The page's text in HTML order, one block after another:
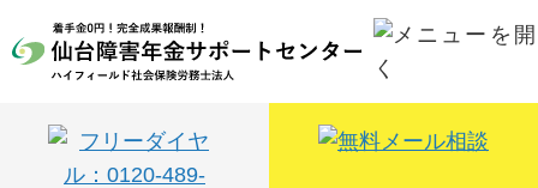
トップ | お知らせ |ページ 8ページ目
お知らせ